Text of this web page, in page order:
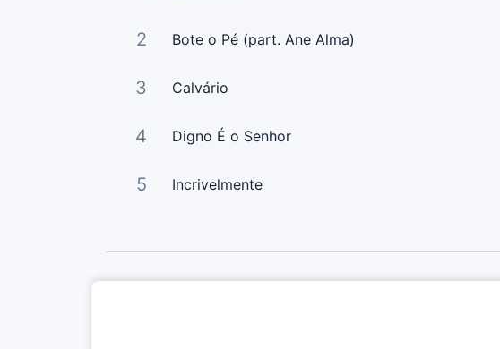
2 Bote o Pé (part. Ane Alma)
3 Calvário
4 Digno É o Senhor
5 Incrivelmente